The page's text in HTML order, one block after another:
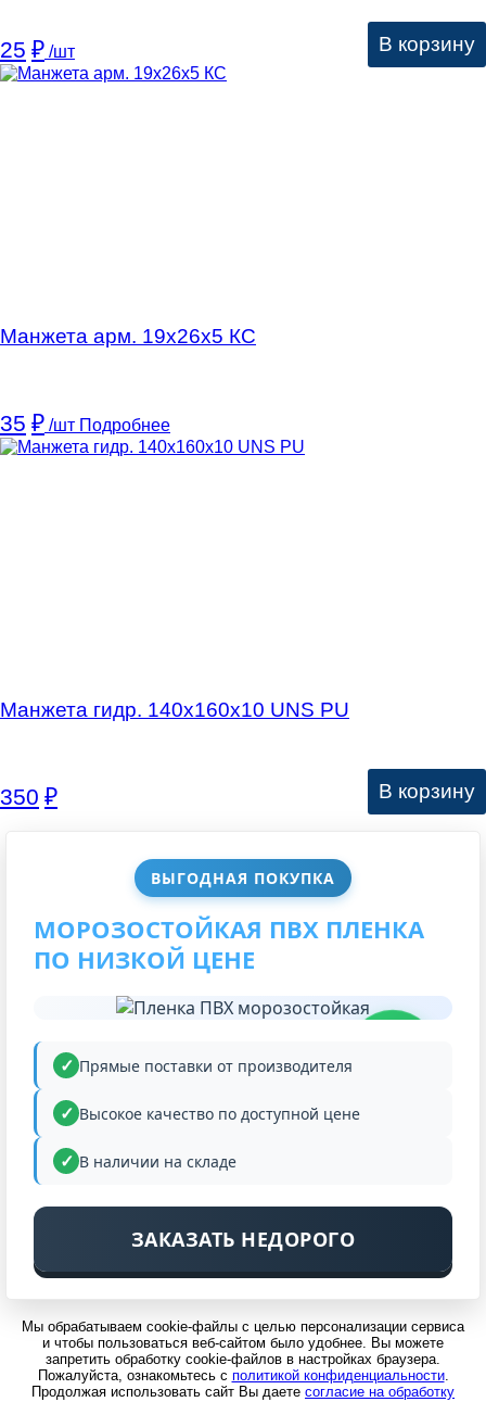
ВЫГОДНАЯ ПОКУПКА
МОРОЗОСТОЙКАЯ ПВХ ПЛЕНКА
ПО НИЗКОЙ ЦЕНЕ
Прямые поставки от производителя
Высокое качество по доступной цене
В наличии на складе
ЗАКАЗАТЬ НЕДОРОГО
25 ₽ /шт В корзину
Манжета арм. 19х26х5 КC
35 ₽ /шт Подробнее
Манжета гидр. 140х160х10 UNS PU
350 ₽ В корзину
Мы обрабатываем cookie-файлы с целью персонализации сервиса
и чтобы пользоваться веб-сайтом было удобнее. Вы можете
запретить обработку cookie-файлов в настройках браузера.
Пожалуйста, ознакомьтесь с политикой конфиденциальности.
Продолжая использовать сайт Вы даете согласие на обработку